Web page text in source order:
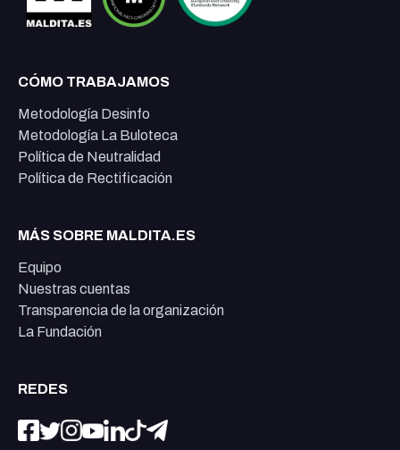
CÓMO TRABAJAMOS
Metodología Desinfo
Metodología La Buloteca
Política de Neutralidad
Política de Rectificación
MÁS SOBRE MALDITA.ES
Equipo
Nuestras cuentas
Transparencia de la organización
La Fundación
REDES